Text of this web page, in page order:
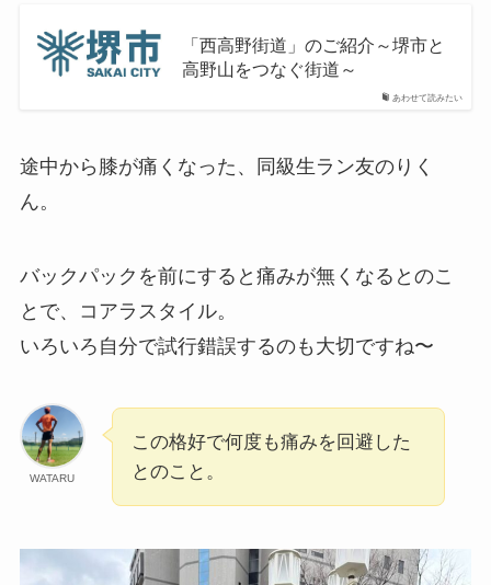
あわせて読みたい
「西高野街道」のご紹介～堺市と
高野山をつなぐ街道～
途中から膝が痛くなった、同級生ラン友のりく
ん。
バックパックを前にすると痛みが無くなるとのこ
とで、コアラスタイル。
いろいろ自分で試行錯誤するのも大切ですね〜
WATARU
この格好で何度も痛みを回避した
とのこと。